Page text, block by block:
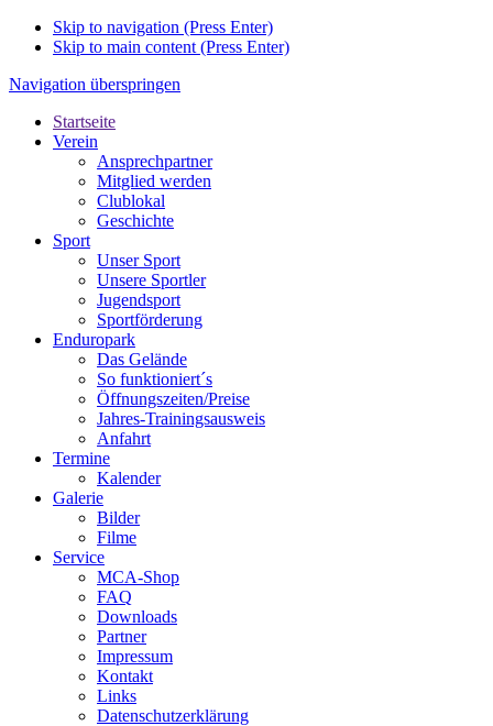
Skip to navigation (Press Enter)
Skip to main content (Press Enter)
Navigation überspringen
Startseite
Verein
Ansprechpartner
Mitglied werden
Clublokal
Geschichte
Sport
Unser Sport
Unsere Sportler
Jugendsport
Sportförderung
Enduropark
Das Gelände
So funktioniert´s
Öffnungszeiten/Preise
Jahres-Trainingsausweis
Anfahrt
Termine
Kalender
Galerie
Bilder
Filme
Service
MCA-Shop
FAQ
Downloads
Partner
Impressum
Kontakt
Links
Datenschutzerklärung